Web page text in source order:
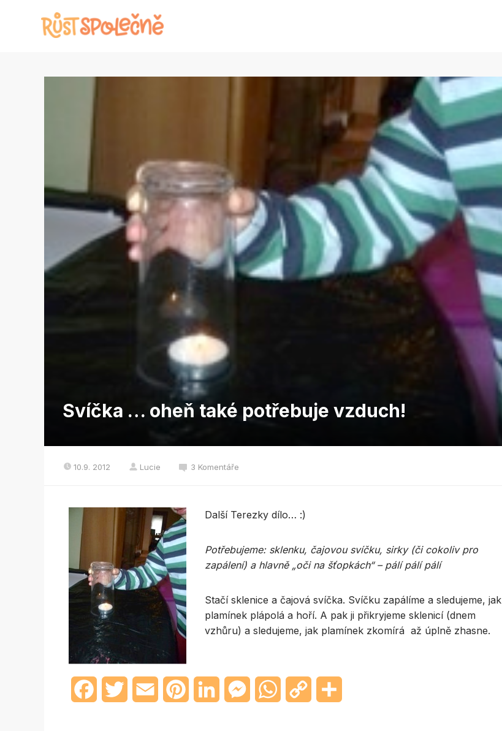
Svíčka … oheň také potřebuje vzduch!
10.9. 2012 Lucie 3 Komentáře
Další Terezky dílo… :)
Potřebujeme: sklenku, čajovou svíčku, sirky (či cokoliv pro
zapálení) a hlavně „oči na šťopkách“ – pálí pálí pálí
Stačí sklenice a čajová svíčka. Svíčku zapálíme a sledujeme, jak
plamínek plápolá a hoří. A pak ji přikryjeme sklenicí (dnem
vzhůru) a sledujeme, jak plamínek zkomírá až úplně zhasne.
FacebookTwitter Email PinterestLinkedIn MessengerWhatsAppCopy